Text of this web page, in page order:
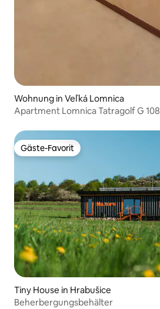
Wohnung in Veľká Lomnica
Apartment Lomnica Tatragolf G 108
Gäste-Favorit
Gäste-Favorit
Tiny House in Hrabušice
Beherbergungsbehälter